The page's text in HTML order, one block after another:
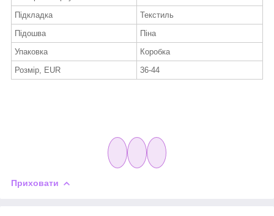
Підкладка
Текстиль
Підошва
Піна
Упаковка
Коробка
Розмір, EUR
36-44
Приховати